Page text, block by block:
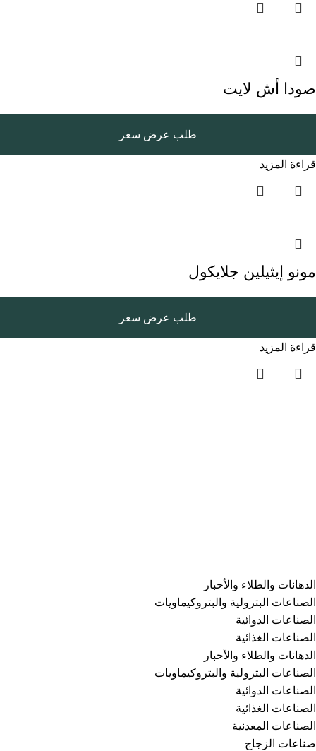
صودا أش لايت
طلب عرض سعر
قراءة المزيد
مونو إيثيلين جلايكول
طلب عرض سعر
قراءة المزيد
⁠الدهانات والطلاء والأحبار
الصناعات البترولية والبتروكيماويات
الصناعات الدوائية
الصناعات الغذائية
⁠الدهانات والطلاء والأحبار
الصناعات البترولية والبتروكيماويات
الصناعات الدوائية
الصناعات الغذائية
الصناعات المعدنية
صناعات الزجاج